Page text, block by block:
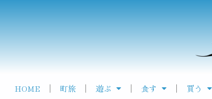
HOME 町旅 遊ぶ 食す 買う